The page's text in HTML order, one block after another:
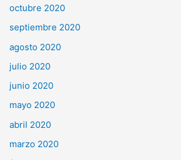
octubre 2020
septiembre 2020
agosto 2020
julio 2020
junio 2020
mayo 2020
abril 2020
marzo 2020